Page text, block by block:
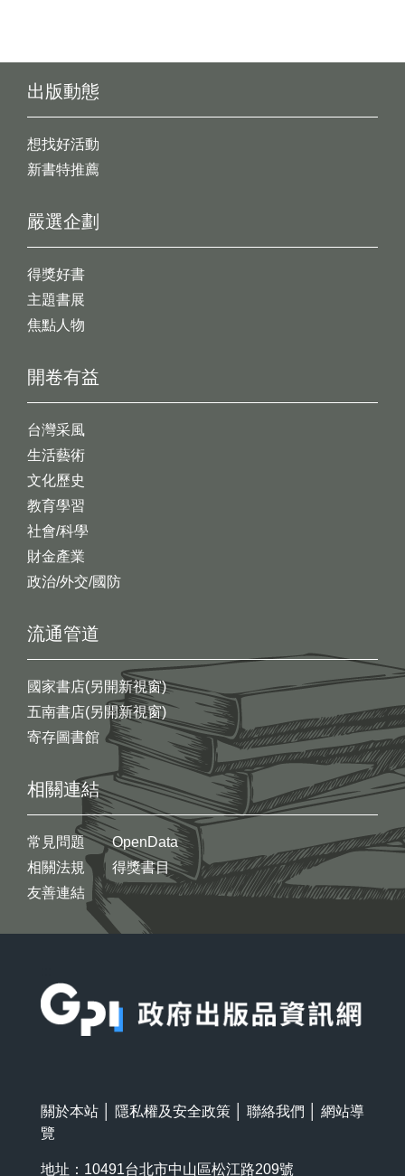
出版動態
想找好活動
新書特推薦
開卷有益
台灣采風
生活藝術
文化歷史
教育學習
社會/科學
財金產業
政治/外交/國防
嚴選企劃
得獎好書
主題書展
焦點人物
流通管道
國家書店(另開新視窗)
五南書店(另開新視窗)
寄存圖書館
相關連結
常見問題
相關法規
友善連結
OpenData
得獎書目
關於本站 隱私權及安全政策 聯絡我們
網站導
覽
地址：10491台北市中山區松江路209號